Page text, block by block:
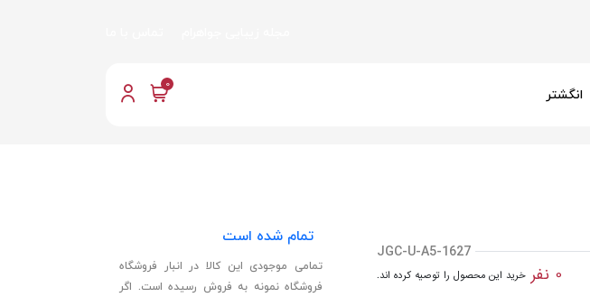
انگشتر 0
JGC-U-A5-1627
0 نفر خرید این محصول را توصیه کرده اند.
تمام شده است
تمامی موجودی این کالا در انبار فروشگاه
فروشگاه نمونه به فروش رسیده است. اگر